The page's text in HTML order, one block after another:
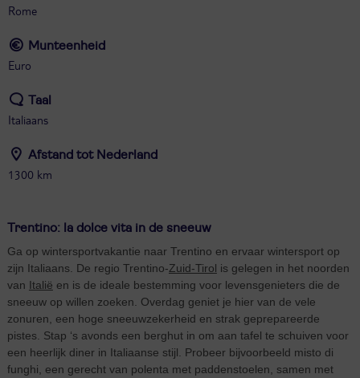
Rome
Munteenheid
Euro
Taal
Italiaans
Afstand tot Nederland
1300 km
Trentino: la dolce vita in de sneeuw
Ga op wintersportvakantie naar Trentino en ervaar wintersport op
zijn Italiaans. De regio Trentino-Zuid-Tirol is gelegen in het noorden
van Italië en is de ideale bestemming voor levensgenieters die de
sneeuw op willen zoeken. Overdag geniet je hier van de vele
zonuren, een hoge sneeuwzekerheid en strak geprepareerde
pistes. Stap ‘s avonds een berghut in om aan tafel te schuiven voor
een heerlijk diner in Italiaanse stijl. Probeer bijvoorbeeld misto di
funghi, een gerecht van polenta met paddenstoelen, samen met